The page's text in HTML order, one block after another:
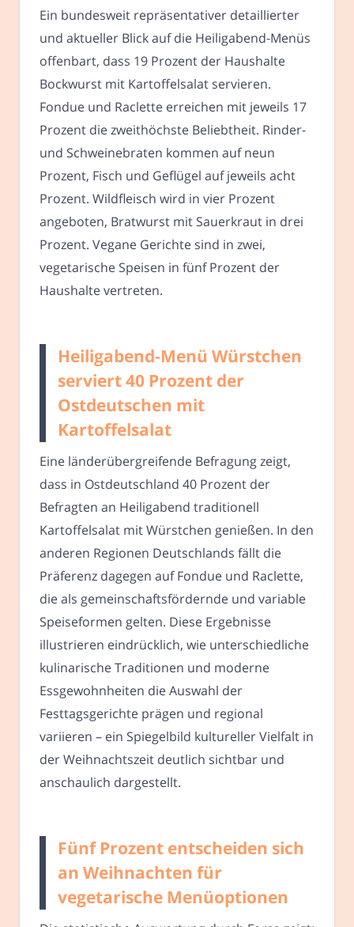
Ein bundesweit repräsentativer detaillierter
und aktueller Blick auf die Heiligabend-Menüs
offenbart, dass 19 Prozent der Haushalte
Bockwurst mit Kartoffelsalat servieren.
Fondue und Raclette erreichen mit jeweils 17
Prozent die zweithöchste Beliebtheit. Rinder-
und Schweinebraten kommen auf neun
Prozent, Fisch und Geflügel auf jeweils acht
Prozent. Wildfleisch wird in vier Prozent
angeboten, Bratwurst mit Sauerkraut in drei
Prozent. Vegane Gerichte sind in zwei,
vegetarische Speisen in fünf Prozent der
Haushalte vertreten.
Heiligabend-Menü Würstchen
serviert 40 Prozent der
Ostdeutschen mit
Kartoffelsalat
Eine länderübergreifende Befragung zeigt,
dass in Ostdeutschland 40 Prozent der
Befragten an Heiligabend traditionell
Kartoffelsalat mit Würstchen genießen. In den
anderen Regionen Deutschlands fällt die
Präferenz dagegen auf Fondue und Raclette,
die als gemeinschaftsfördernde und variable
Speiseformen gelten. Diese Ergebnisse
illustrieren eindrücklich, wie unterschiedliche
kulinarische Traditionen und moderne
Essgewohnheiten die Auswahl der
Festtagsgerichte prägen und regional
variieren – ein Spiegelbild kultureller Vielfalt in
der Weihnachtszeit deutlich sichtbar und
anschaulich dargestellt.
Fünf Prozent entscheiden sich
an Weihnachten für
vegetarische Menüoptionen